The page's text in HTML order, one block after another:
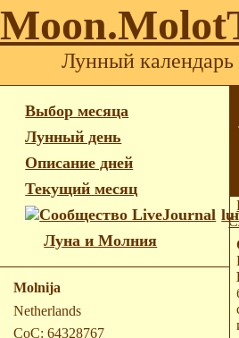
Лунный календарь
Выбор месяца
Лунный день
Описание дней
Текущий месяц
Луна и Молния
Molnija
Netherlands
CoC: 64328767